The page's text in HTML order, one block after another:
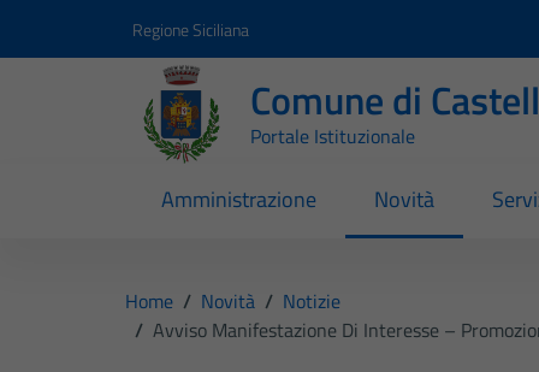
Regione Siciliana
Comune di
Portale Istituzionale
Amministrazione Novità
Home / Novità / Notizie
/ Avviso Manifestazione Di Interesse –